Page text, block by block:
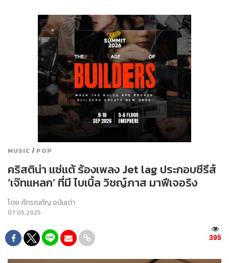
MUSIC / POP
คริสติน่า แซ่แต้ ร้องเพลง Jet lag ประกอบซีรีส์
‘เจ๊ทแหลก’ ที่มี ไบเบิ้ล วิชญ์ภาส มาฟีเจอริง
โดย ภัทรณกัญ อนันเต่า
07.05.2025
395